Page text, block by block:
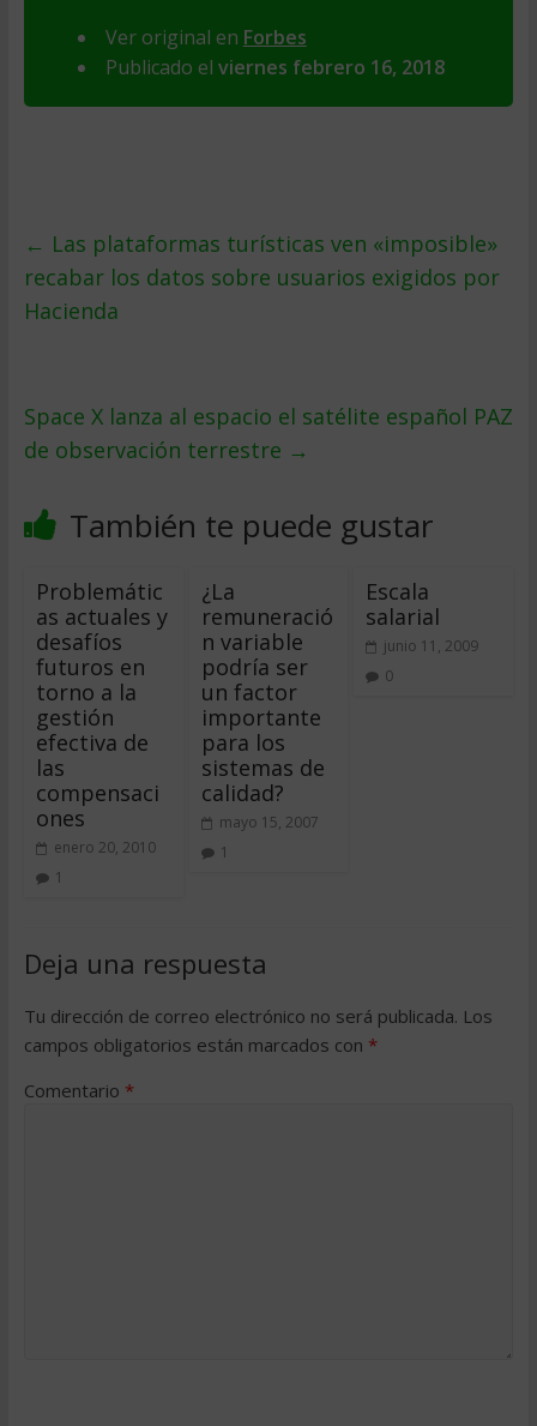
Ver original en Forbes
Publicado el viernes febrero 16, 2018
← Las plataformas turísticas ven «imposible»
recabar los datos sobre usuarios exigidos por
Hacienda
Space X lanza al espacio el satélite español PAZ
de observación terrestre →
También te puede gustar
Problemátic
as actuales y
desafíos
futuros en
torno a la
gestión
efectiva de
las
compensaci
ones
enero 20, 2010
1
¿La
remuneració
n variable
podría ser
un factor
importante
para los
sistemas de
calidad?
mayo 15, 2007
1
Escala
salarial
junio 11, 2009
0
Deja una respuesta
Tu dirección de correo electrónico no será publicada. Los
campos obligatorios están marcados con *
Comentario *